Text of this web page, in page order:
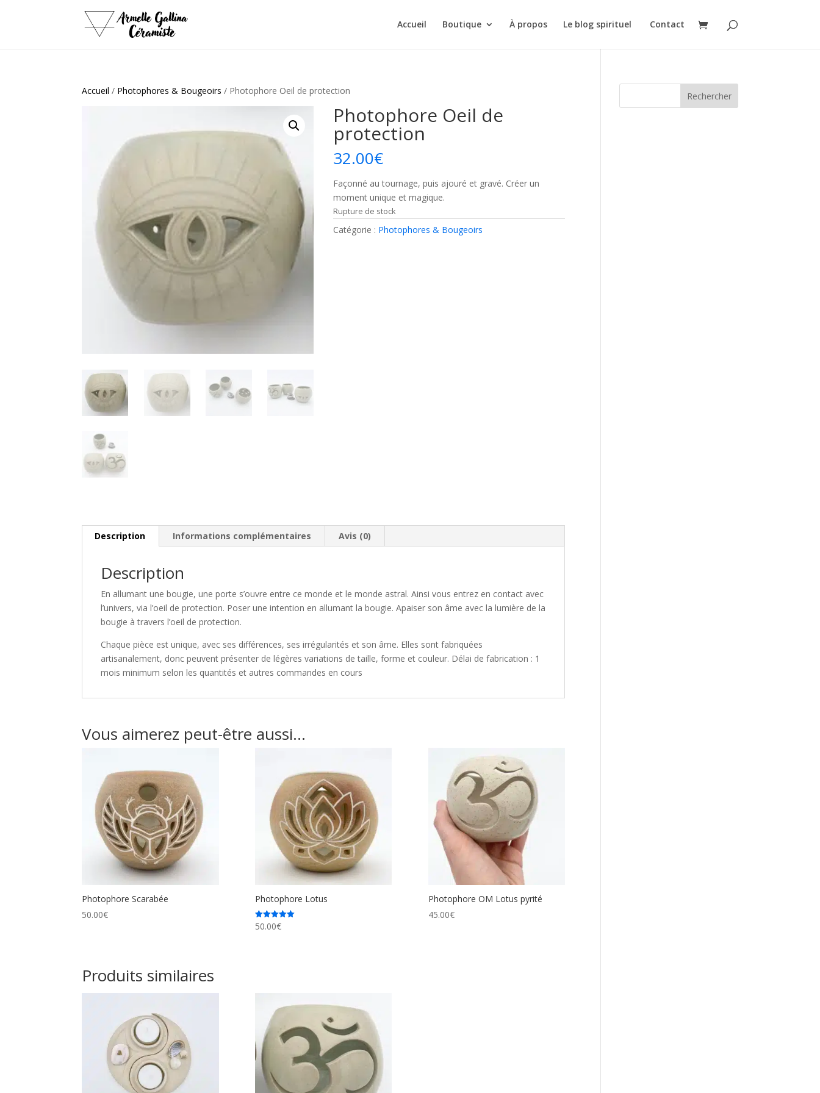
Accueil Boutique À propos Le blog spirituel Contact
Accueil / Photophores & Bougeoirs / Photophore Oeil de protection
Photophore Oeil de
protection
32.00€
Façonné au tournage, puis ajouré et gravé. Créer un
moment unique et magique.
Rupture de stock
Catégorie : Photophores & Bougeoirs
Description Informations complémentaires Avis (0)
Description
En allumant une bougie, une porte s’ouvre entre ce monde et le monde astral. Ainsi vous entrez en contact avec
l’univers, via l’oeil de protection. Poser une intention en allumant la bougie. Apaiser son âme avec la lumière de la
bougie à travers l’oeil de protection.
Chaque pièce est unique, avec ses différences, ses irrégularités et son âme. Elles sont fabriquées
artisanalement, donc peuvent présenter de légères variations de taille, forme et couleur. Délai de fabrication : 1
mois minimum selon les quantités et autres commandes en cours
Vous aimerez peut-être aussi…
Photophore Scarabée
50.00€
Photophore Lotus
Note
5.00
50.00€
Photophore OM Lotus pyrité
45.00€
Produits similaires
Rechercher